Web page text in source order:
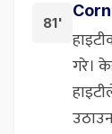
81'
गरे।